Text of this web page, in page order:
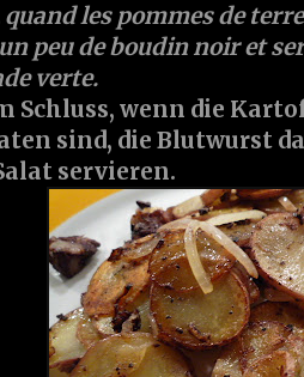
les pommes de
peu de boudin noir et
verte.
Schluss, wenn die
sind, die Blutwurst
servieren.